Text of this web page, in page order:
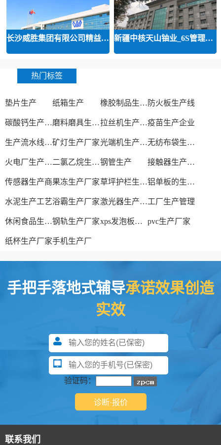
长沙威胜集团有限公司精益运营 新疆中核天山铀业_6S管理和精益管
热门标签
垫片生产 纸箱生产 橡胶制品生产厂 防火板生产线
碳酸钙生产设备 磨料磨具生产厂家 拉丝机生产厂家疫苗生产企业
生产流水线设备矿灯生产厂家 光端机生产厂家 无纺布袋生产厂家
火电厂生产过程 二氯乙烷生产厂家钢管生产 接触器生产厂家
传感器生产商果冻生产厂家 草坪护栏生产厂家 铝单板的生产厂家
水泥生产工艺浴霸生产厂家 激光器生产厂家工厂生产管理
休闲食品生产线钢轨生产厂家 xps发泡板材生产线 pvc生产厂家
纸杯生产厂家手机生产厂
手把手落地式辅导承诺效果创造
实效
验证码：
联系我们